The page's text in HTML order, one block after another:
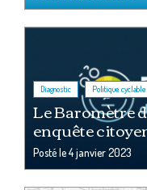
Diagnostic , Politique cyclable
Le Baromètre
enquête
Posté le4 janvier 2023